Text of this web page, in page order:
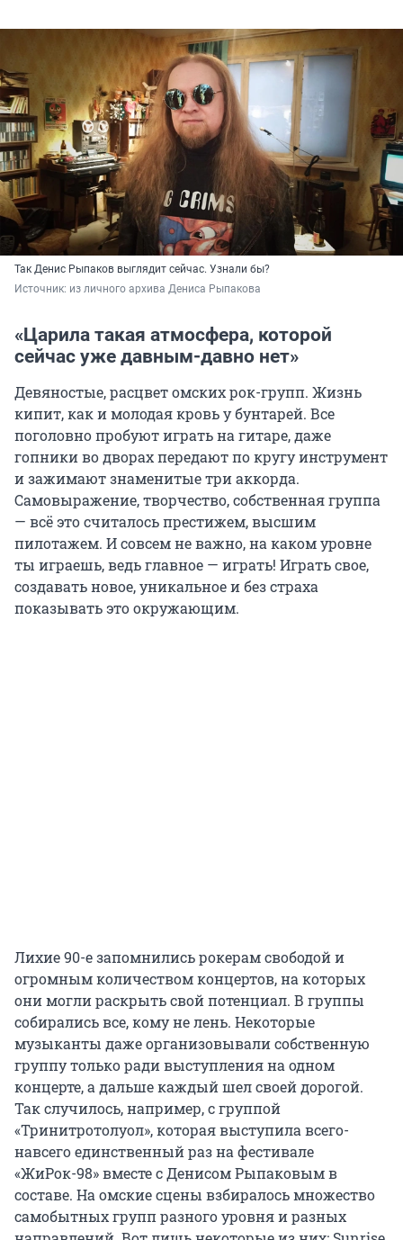
Так Денис Рыпаков выглядит сейчас. Узнали бы?
Источник: из личного архива Дениса Рыпакова
«Царила такая атмосфера, которой
сейчас уже давным-давно нет»
Девяностые, расцвет омских рок-групп. Жизнь
кипит, как и молодая кровь у бунтарей. Все
поголовно пробуют играть на гитаре, даже
гопники во дворах передают по кругу инструмент
и зажимают знаменитые три аккорда.
Самовыражение, творчество, собственная группа
— всё это считалось престижем, высшим
пилотажем. И совсем не важно, на каком уровне
ты играешь, ведь главное — играть! Играть свое,
создавать новое, уникальное и без страха
показывать это окружающим.
Лихие 90-е запомнились рокерам свободой и
огромным количеством концертов, на которых
они могли раскрыть свой потенциал. В группы
собирались все, кому не лень. Некоторые
музыканты даже организовывали собственную
группу только ради выступления на одном
концерте, а дальше каждый шел своей дорогой.
Так случилось, например, с группой
«Тринитротолуол», которая выступила всего-
навсего единственный раз на фестивале
«ЖиРок-98» вместе с Денисом Рыпаковым в
составе. На омские сцены взбиралось множество
самобытных групп разного уровня и разных